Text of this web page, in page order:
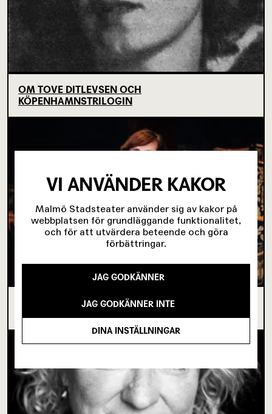
OM TOVE DITLEVSEN OCH
KÖPENHAMNSTRILOGIN
I SPRICKAN MELLAN DET SOM VARIT OCH DET
VI ANVÄNDER KAKOR
Malmö Stadsteater använder sig av kakor på
webbplatsen för grundläggande funktionalitet,
och för att utvärdera beteende och göra
förbättringar.
JAG GODKÄNNER
JAG GODKÄNNER INTE
DINA INSTÄLLNINGAR